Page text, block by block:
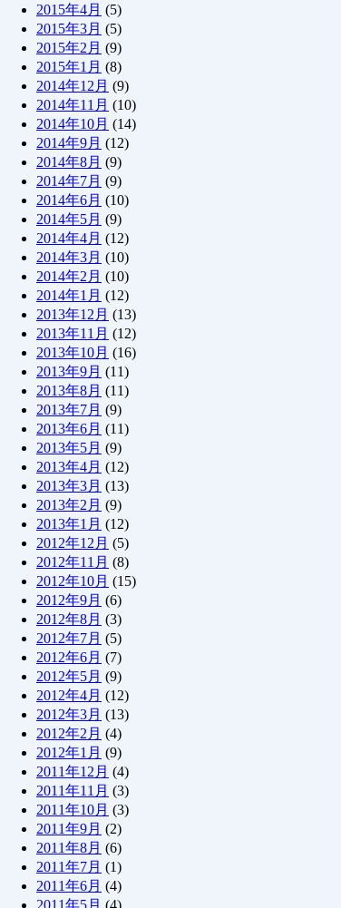
2015年4月 (5)
2015年3月 (5)
2015年2月 (9)
2015年1月 (8)
2014年12月 (9)
2014年11月 (10)
2014年10月 (14)
2014年9月 (12)
2014年8月 (9)
2014年7月 (9)
2014年6月 (10)
2014年5月 (9)
2014年4月 (12)
2014年3月 (10)
2014年2月 (10)
2014年1月 (12)
2013年12月 (13)
2013年11月 (12)
2013年10月 (16)
2013年9月 (11)
2013年8月 (11)
2013年7月 (9)
2013年6月 (11)
2013年5月 (9)
2013年4月 (12)
2013年3月 (13)
2013年2月 (9)
2013年1月 (12)
2012年12月 (5)
2012年11月 (8)
2012年10月 (15)
2012年9月 (6)
2012年8月 (3)
2012年7月 (5)
2012年6月 (7)
2012年5月 (9)
2012年4月 (12)
2012年3月 (13)
2012年2月 (4)
2012年1月 (9)
2011年12月 (4)
2011年11月 (3)
2011年10月 (3)
2011年9月 (2)
2011年8月 (6)
2011年7月 (1)
2011年6月 (4)
2011年5月 (4)